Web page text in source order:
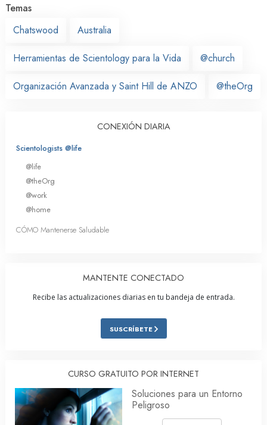
Temas
Chatswood
Australia
Herramientas de Scientology para la Vida @church
Organización Avanzada y Saint Hill de ANZO @theOrg
CONEXIÓN DIARIA
Scientologists @life
@life
@theOrg
@work
@home
CÓMO Mantenerse Saludable
MANTENTE CONECTADO
Recibe las actualizaciones diarias en tu bandeja de entrada.
SUSCRÍBETE
CURSO GRATUITO POR INTERNET
Soluciones para un Entorno
Peligroso